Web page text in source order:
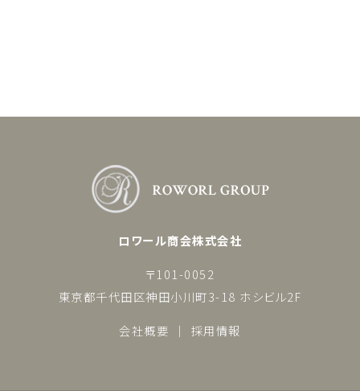
ロワール商会株式会社
〒101-0052
東京都千代田区神田小川町3-18 ホシビル2F
会社概要
採用情報